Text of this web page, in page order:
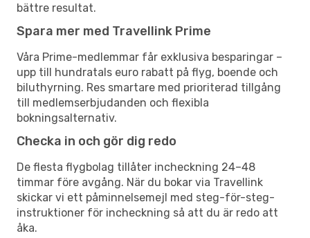
bättre resultat.
Spara mer med Travellink Prime
Våra Prime-medlemmar får exklusiva besparingar –
upp till hundratals euro rabatt på flyg, boende och
biluthyrning. Res smartare med prioriterad tillgång
till medlemserbjudanden och flexibla
bokningsalternativ.
Checka in och gör dig redo
De flesta flygbolag tillåter incheckning 24–48
timmar före avgång. När du bokar via Travellink
skickar vi ett påminnelsemejl med steg-för-steg-
instruktioner för incheckning så att du är redo att
åka.